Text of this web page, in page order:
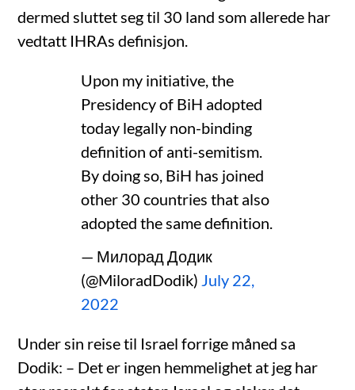
dermed sluttet seg til 30 land som allerede har
vedtatt IHRAs definisjon.
Upon my initiative, the
Presidency of BiH adopted
today legally non-binding
definition of anti-semitism.
By doing so, BiH has joined
other 30 countries that also
adopted the same definition.
— Милорад Додик
(@MiloradDodik) July 22,
2022
Under sin reise til Israel forrige måned sa
Dodik: – Det er ingen hemmelighet at jeg har